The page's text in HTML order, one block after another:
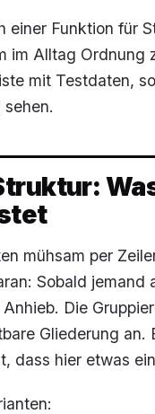
einer Funktion für
im Alltag Ordnung
mit Testdaten,
mühsam per
Sobald
Die
Gliederung an.
dass hier etwas